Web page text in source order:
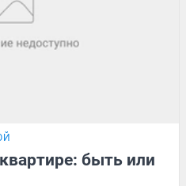
быть или